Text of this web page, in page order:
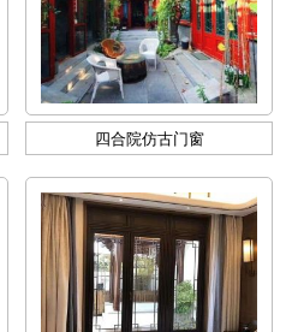
四合院仿古门窗